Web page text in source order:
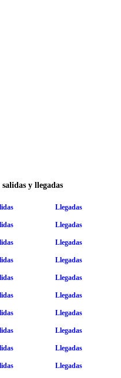
y llegadas
Llegadas
Llegadas
Llegadas
Llegadas
Llegadas
Llegadas
Llegadas
Llegadas
Llegadas
Llegadas